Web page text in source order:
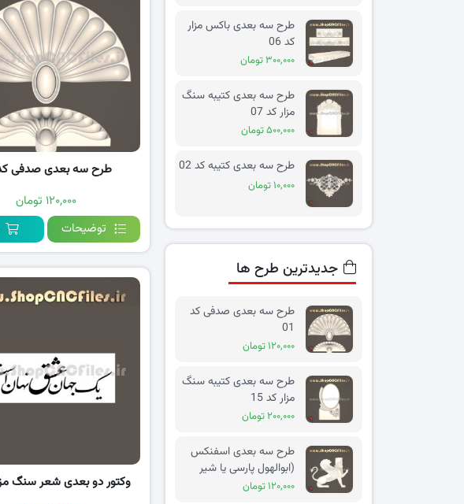
طرح سه بعدی صدفی کد
۱۲۰,۰۰۰ تومان
توضیحات
وکتور دو بعدی شعر سنگ
طرح سه بعدی باکس مزار
کد 06
۳۰۰,۰۰۰ تومان
طرح سه بعدی کتیبه سنگ
مزار کد 07
۵۰۰,۰۰۰ تومان
طرح سه بعدی کتیبه کد 02
۱۰,۰۰۰ تومان
جدیدترین طرح ها
طرح سه بعدی صدفی کد
01
۱۲۰,۰۰۰ تومان
طرح سه بعدی کتیبه سنگ
مزار کد 15
۲۰۰,۰۰۰ تومان
طرح سه بعدی اسفنکس
(ابوالهول پارسی یا شیر
بالدار) کد 02
۱۲۰,۰۰۰ تومان